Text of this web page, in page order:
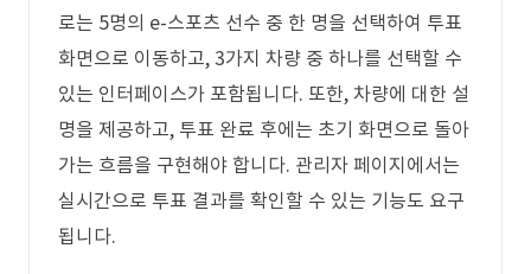
로는 5명의 e-스포츠 선수 중 한 명을 선택하여 투표
화면으로 이동하고, 3가지 차량 중 하나를 선택할 수
있는 인터페이스가 포함됩니다. 또한, 차량에 대한 설
명을 제공하고, 투표 완료 후에는 초기 화면으로 돌아
가는 흐름을 구현해야 합니다. 관리자 페이지에서는
실시간으로 투표 결과를 확인할 수 있는 기능도 요구
됩니다.